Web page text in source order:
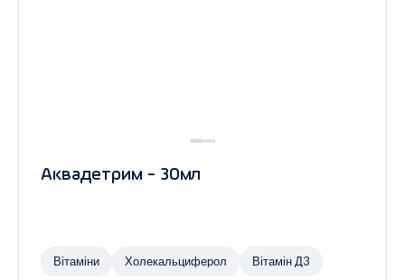
Аквадетрим - 30мл
Вітаміни Холекальциферол Вітамін Д3